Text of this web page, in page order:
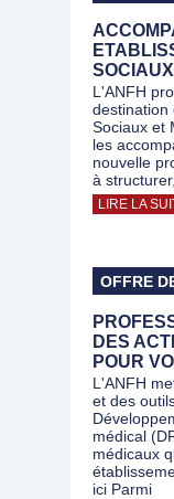
L'ANFH
destination
Sociaux et
les
nouvelle
à
LIRE LA
OFFRE
DES
POUR
L'ANFH
et des
médical
médicaux
ici Parmi